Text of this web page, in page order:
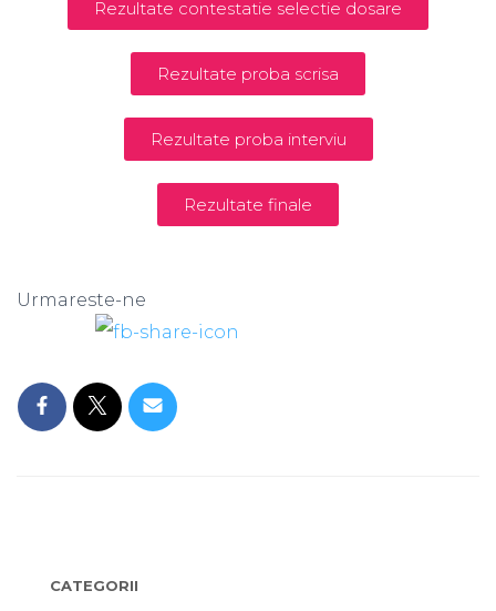
Rezultate contestatie selectie dosare
Rezultate proba scrisa
Rezultate proba interviu
Rezultate finale
Urmareste-ne
CATEGORII